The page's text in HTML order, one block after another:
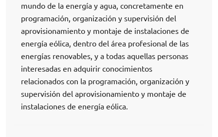
mundo de la energía y agua, concretamente en
programación, organización y supervisión del
aprovisionamiento y montaje de instalaciones de
energía eólica, dentro del área profesional de las
energías renovables, y a todas aquellas personas
interesadas en adquirir conocimientos
relacionados con la programación, organización y
supervisión del aprovisionamiento y montaje de
instalaciones de energía eólica.